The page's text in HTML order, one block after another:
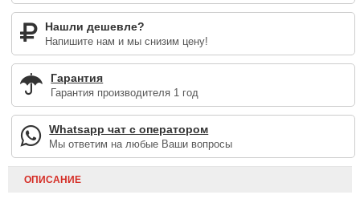
Нашли дешевле?
Напишите нам и мы снизим цену!
Гарантия
Гарантия производителя 1 год
Whatsapp чат с оператором
Мы ответим на любые Ваши вопросы
ОПИСАНИЕ